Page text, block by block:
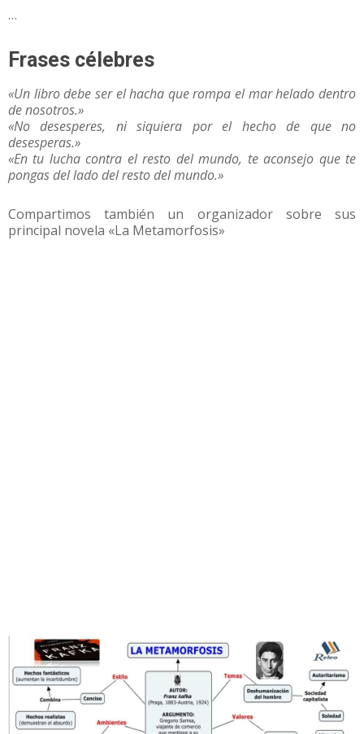
…
Frases célebres
«Un libro debe ser el hacha que rompa el mar helado dentro
de nosotros.»
«No desesperes, ni siquiera por el hecho de que no
desesperas.»
«En tu lucha contra el resto del mundo, te aconsejo que te
pongas del lado del resto del mundo.»
Compartimos también un organizador sobre sus
principal novela «La Metamorfosis»